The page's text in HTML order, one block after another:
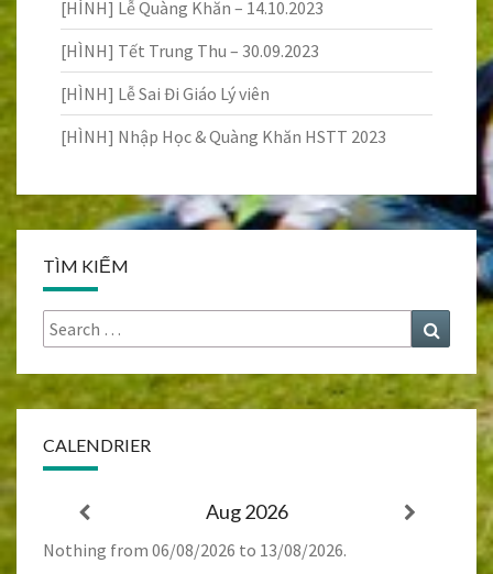
[HÌNH] Lễ Quàng Khăn – 14.10.2023
[HÌNH] Tết Trung Thu – 30.09.2023
[HÌNH] Lễ Sai Đi Giáo Lý viên
[HÌNH] Nhập Học & Quàng Khăn HSTT 2023
TÌM KIẾM
Search
for:
Search
CALENDRIER
Aug 2026
Nothing from 06/08/2026 to 13/08/2026.